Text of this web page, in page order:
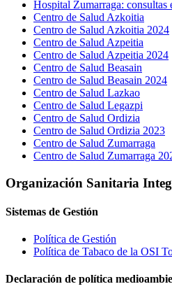
Hospital Zumarraga: consultas
Centro de Salud Azkoitia
Centro de Salud Azkoitia 2024
Centro de Salud Azpeitia
Centro de Salud Azpeitia 2024
Centro de Salud Beasain
Centro de Salud Beasain 2024
Centro de Salud Lazkao
Centro de Salud Legazpi
Centro de Salud Ordizia
Centro de Salud Ordizia 2023
Centro de Salud Zumarraga
Centro de Salud Zumarraga
Organización Sanitaria
Sistemas de Gestión
Política de Gestión
Política de Tabaco de la OSI
Declaración de política